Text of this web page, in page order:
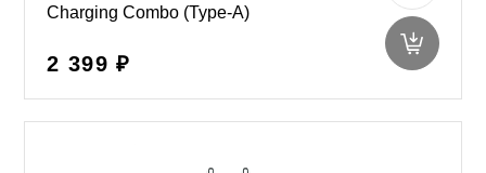
Charging Combo (Type-A)
2 399 ₽